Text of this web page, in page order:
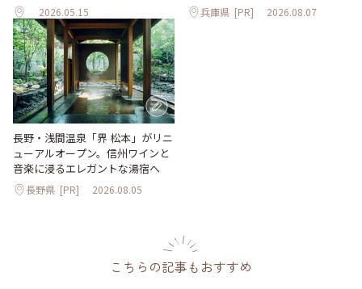
2026.05.15 兵庫県 [PR] 2026.08.07
長野・浅間温泉「界 松本」がリニ
ューアルオープン。信州ワインと
音楽に浸るエレガントな湯宿へ
長野県 [PR] 2026.08.05
こちらの記事もおすすめ